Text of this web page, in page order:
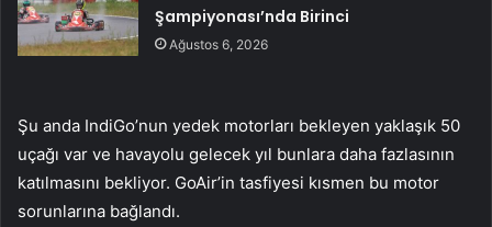
Şampiyonası’nda Birinci
Ağustos 6, 2026
Şu anda IndiGo’nun yedek motorları bekleyen yaklaşık 50
uçağı var ve havayolu gelecek yıl bunlara daha fazlasının
katılmasını bekliyor. GoAir’in tasfiyesi kısmen bu motor
sorunlarına bağlandı.